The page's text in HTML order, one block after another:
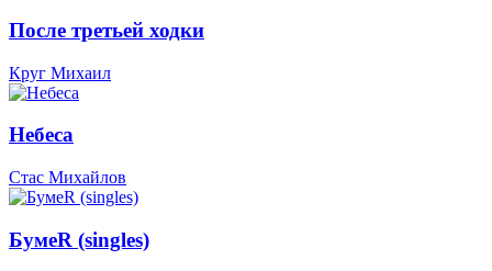
После третьей ходки
Круг Михаил
Небеса
Стас Михайлов
БумеR (singles)